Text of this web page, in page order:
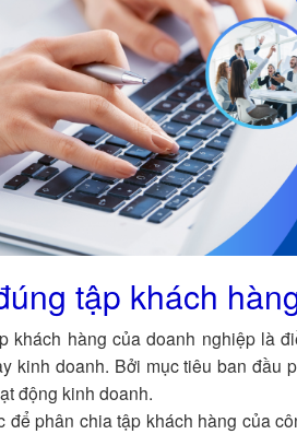
tập khách
khách hàng của doanh nghiệp là
kinh doanh. Bởi mục tiêu ban
động kinh doanh.
để phân chia tập khách hàng của